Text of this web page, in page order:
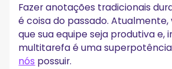
Fazer anotações tradicionais
é coisa do passado.
que sua equipe seja produtiva e,
multitarefa é uma
nós possuir.